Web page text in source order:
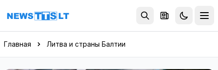
Перейти к содержимому
Главная Литва и страны Балтии